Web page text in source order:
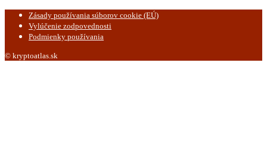
Zásady používania súborov cookie (EÚ)
Vylúčenie zodpovednosti
Podmienky používania
© kryptoatlas.sk